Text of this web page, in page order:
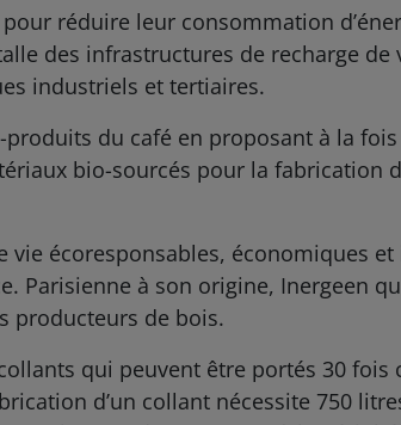
réduire leur consommation
des infrastructures de recharge de
industriels et tertiaires.
du café en proposant à la
bio-sourcés pour la fabrication
vie écoresponsables, économiques
Parisienne à son origine, Inergeen
producteurs de bois.
qui peuvent être portés 30 fois
d’un collant nécessite 750